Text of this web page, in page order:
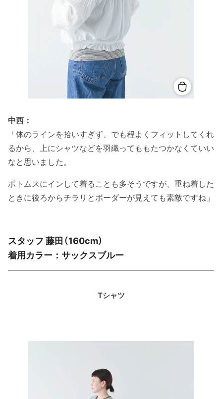
中西：
「体のラインを拾いすぎず、でも程よくフィットしてくれ
るから、上にシャツなどを羽織ってももたつかなくていい
なと思いました。
ボトムスにインして着ることも多そうですが、重ね着した
ときに後ろからチラリとボーダーが見えても素敵ですね 」
スタッフ 藤田（160cm）
着用カラー：サックスブルー
Tシャツ